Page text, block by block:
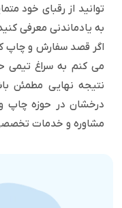
توانید از رقبای خود
به یادماندنی معرفی
اگر قصد سفارش و چاپ
می کنم به سراغ تیمی
نتیجه نهایی مطمئن
درخشان در حوزه چاپ و
مشاوره و خدمات